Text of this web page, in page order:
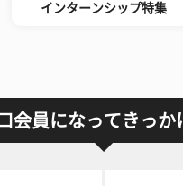
インターンシップ特集
会員になってきっか